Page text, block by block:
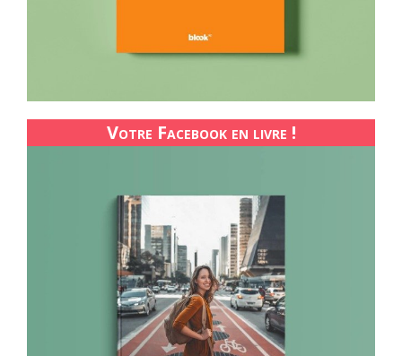
Votre Facebook en livre !